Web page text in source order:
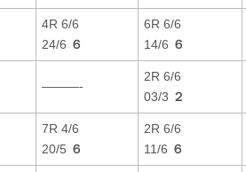
4R 6/6
24/6 ６
6R 6/6
14/6 ６
———-
2R 6/6
03/3 ２
7R 4/6
20/5 ６
2R 6/6
11/6 ６